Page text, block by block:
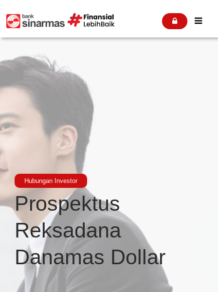
 
Hubungan Investor
Prospektus
Reksadana
Danamas Dollar